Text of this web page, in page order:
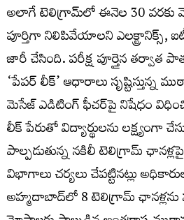
అలాగే టెలిగ్రామ్‌లో ఈనెల 30 వరకు
పూర్తిగా నిలిపివేయాలని ఎలక్ట్రానిక్స్,
జారీ చేసింది. పరీక్ష పూర్తైన తర్వాత
‘పేపర్ లీక్’ ఆధారాలు సృష్టిస్తున్న
మెసేజ్ ఎడిటింగ్ ఫీచర్‌పై నిషేధం
లీక్ పేరుతో విద్యార్థులను లక్ష్యంగా
పాల్పడుతున్న నకిలీ టెలిగ్రామ్
విభాగాలు చర్యలు చేపట్టినట్లు
అహ్మదాబాద్‌లో 8 టెలిగ్రామ్ ఛానళ్లను